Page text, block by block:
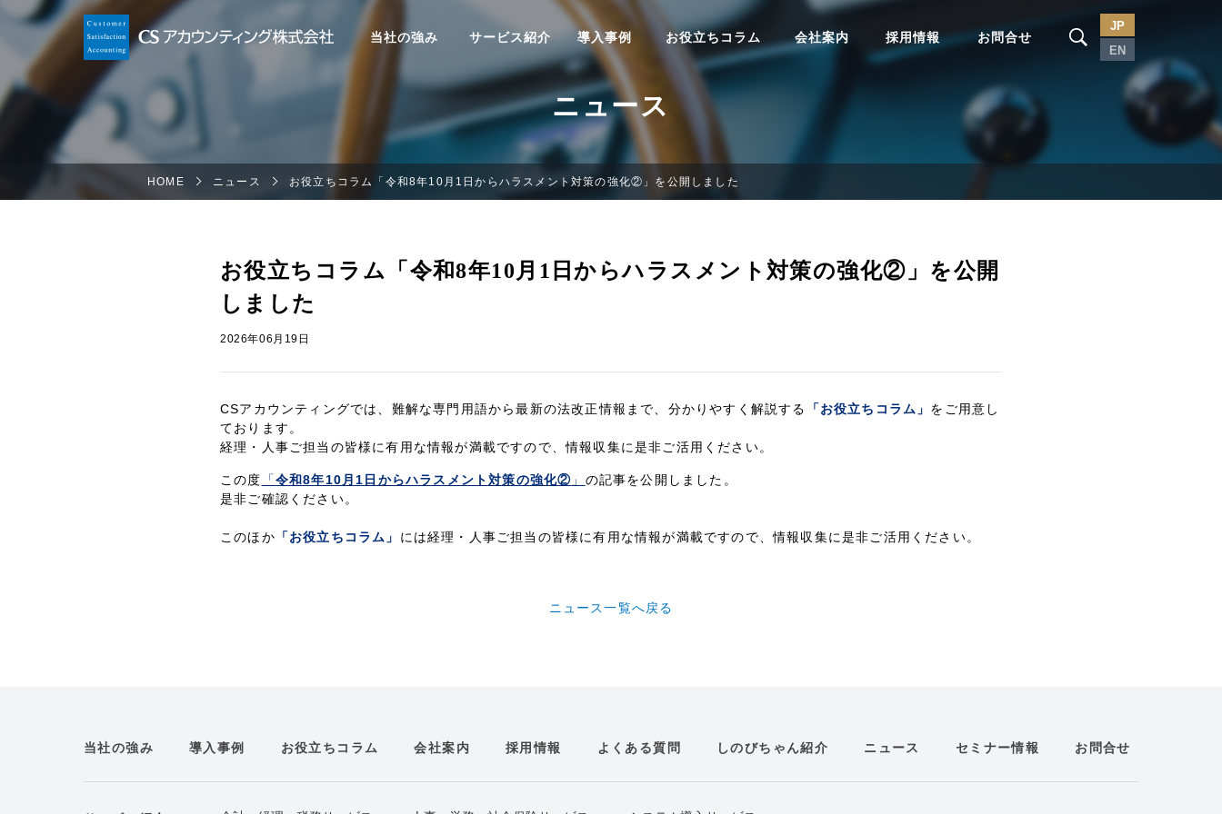
当社の強み サービス紹介 導入事例 お役立ちコラム 会社案内 採用情報 お問合せ
JP
EN
ニュース
HOME ニュース お役立ちコラム「令和8年10月1日からハラスメント対策の強化②」を公開しました
お役立ちコラム「令和8年10月1日からハラスメント対策の強化②」を公開
しました
2026年06月19日
CSアカウンティングでは、難解な専門用語から最新の法改正情報まで、分かりやすく解説する 「お役立ちコラム」 をご用意し
ております。
経理・人事ご担当の皆様に有用な情報が満載ですので、情報収集に是非ご活用ください。
この度 「令和8年10月1日からハラスメント対策の強化② 」 の記事を公開しました。
是非ご確認ください。
このほか 「お役立ちコラム」 には経理・人事ご担当の皆様に有用な情報が満載ですので、情報収集に是非ご活用ください。
ニュース一覧へ戻る
当社の強み 導入事例 お役立ちコラム 会社案内 採用情報 よくある質問 しのびちゃん紹介 ニュース セミナー情報 お問合せ